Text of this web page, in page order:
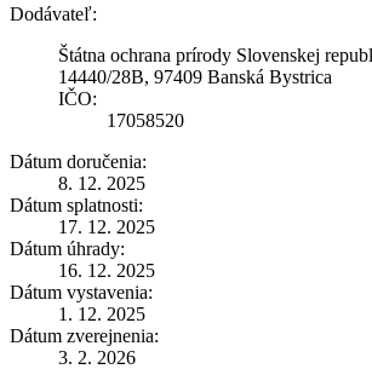
Dodávateľ:
Štátna ochrana prírody Slovenskej
14440/28B, 97409 Banská Bystrica
IČO:
17058520
Dátum doručenia:
8. 12. 2025
Dátum splatnosti:
17. 12. 2025
Dátum úhrady:
16. 12. 2025
Dátum vystavenia:
1. 12. 2025
Dátum zverejnenia:
3. 2. 2026